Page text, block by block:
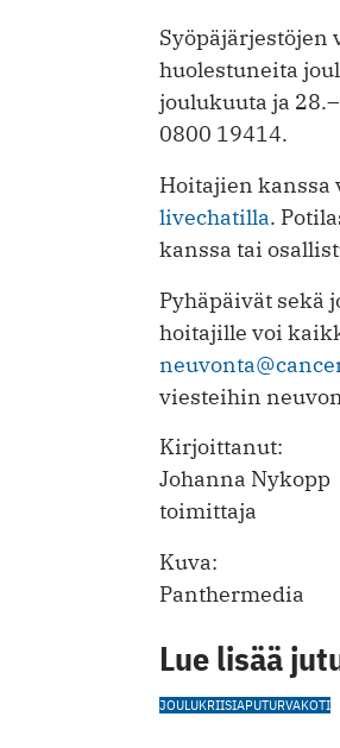
Syöpäjärjestöjen
huolestuneita
joulukuuta ja
0800 19414.
Hoitajien kanssa
livechatilla.
kanssa tai
Pyhäpäivät sekä
hoitajille voi
viesteihin
Kirjoittanut:
Johanna Nykopp
toimittaja
Kuva:
Panthermedia
Lue lisää
JOULUKRIISIAPUTURVAKOTI